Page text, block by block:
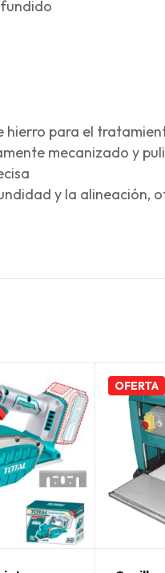
hierro para el
mecanizado y
y la alineación,
OFERTA